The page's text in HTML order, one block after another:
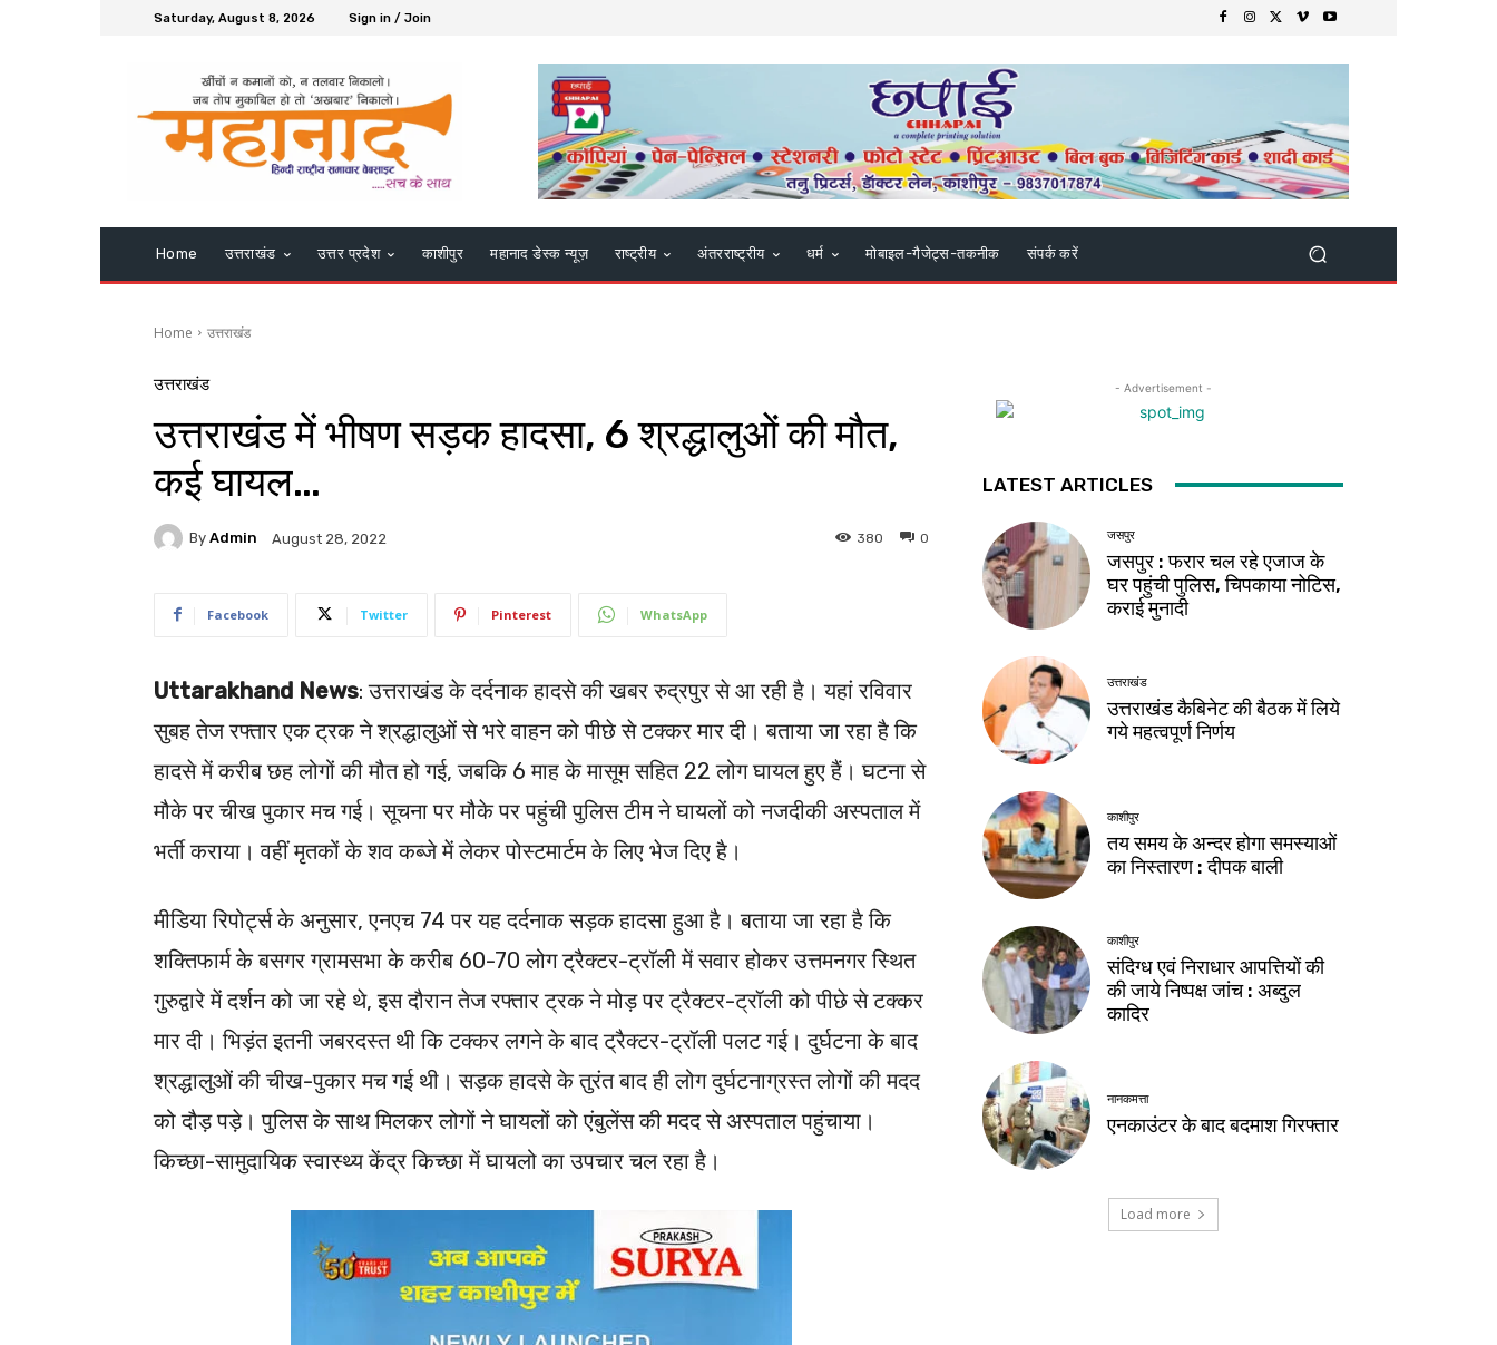
Saturday, August 8, 2026 Sign in / Join
Home उत्तराखंड उत्तर प्रदेश काशीपुर महानाद डेस्क न्यूज़ राष्ट्रीय अंतरराष्ट्रीय धर्म मोबाइल-गैजेट्स-तकनीक संपर्क करें
Home उत्तराखंड
उत्तराखंड
उत्तराखंड में भीषण सड़क हादसा, 6 श्रद्धालुओं की मौत,
कई घायल…
By Admin August 28, 2022 0
380
Facebook Twitter Pinterest WhatsApp
Uttarakhand News: उत्तराखंड के दर्दनाक हादसे की खबर रुद्रपुर से आ रही है। यहां रविवार
सुबह तेज रफ्तार एक ट्रक ने श्रद्धालुओं से भरे वाहन को पीछे से टक्कर मार दी। बताया जा रहा है कि
हादसे में करीब छह लोगों की मौत हो गई, जबकि 6 माह के मासूम सहित 22 लोग घायल हुए हैं। घटना से
मौके पर चीख पुकार मच गई। सूचना पर मौके पर पहुंची पुलिस टीम ने घायलों को नजदीकी अस्पताल में
भर्ती कराया। वहीं मृतकों के शव कब्जे में लेकर पोस्टमार्टम के लिए भेज दिए है।
मीडिया रिपोर्ट्स के अनुसार, एनएच 74 पर यह दर्दनाक सड़क हादसा हुआ है। बताया जा रहा है कि
शक्तिफार्म के बसगर ग्रामसभा के करीब 60-70 लोग ट्रैक्टर-ट्रॉली में सवार होकर उत्तमनगर स्थित
गुरुद्वारे में दर्शन को जा रहे थे, इस दौरान तेज रफ्तार ट्रक ने मोड़ पर ट्रैक्टर-ट्रॉली को पीछे से टक्कर
मार दी। भिड़ंत इतनी जबरदस्त थी कि टक्कर लगने के बाद ट्रैक्टर-ट्रॉली पलट गई। दुर्घटना के बाद
श्रद्धालुओं की चीख-पुकार मच गई थी। सड़क हादसे के तुरंत बाद ही लोग दुर्घटनाग्रस्त लोगों की मदद
को दौड़ पड़े। पुलिस के साथ मिलकर लोगों ने घायलों को एंबुलेंस की मदद से अस्पताल पहुंचाया।
किच्छा-सामुदायिक स्वास्थ्य केंद्र किच्छा में घायलो का उपचार चल रहा है।
- Advertisement -
LATEST ARTICLES
जसपुर
जसपुर : फरार चल रहे एजाज के
घर पहुंची पुलिस, चिपकाया नोटिस,
कराई मुनादी
उत्तराखंड
उत्तराखंड कैबिनेट की बैठक में लिये
गये महत्वपूर्ण निर्णय
काशीपुर
तय समय के अन्दर होगा समस्याओं
का निस्तारण : दीपक बाली
काशीपुर
संदिग्ध एवं निराधार आपत्तियों की
की जाये निष्पक्ष जांच : अब्दुल
कादिर
नानकमत्ता
एनकाउंटर के बाद बदमाश गिरफ्तार
Load more